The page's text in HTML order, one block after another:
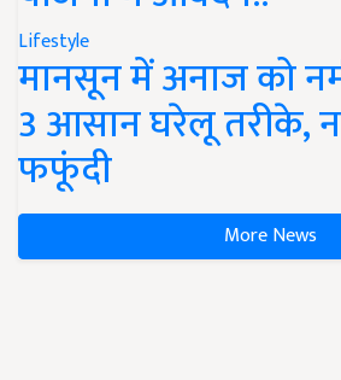
Lifestyle
मानसून में अनाज को
3 आसान घरेलू तरीके,
फफूंदी
More News